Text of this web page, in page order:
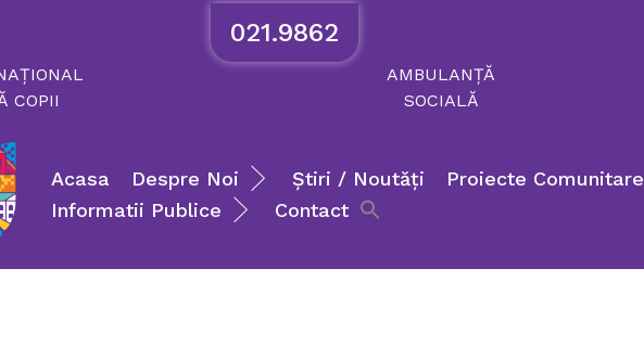
COPII
021.9862
AMBULANȚĂ
SOCIALĂ
Acasa Despre Noi Știri / Noutăți Proiecte Comunitare
Informatii Publice
Contact